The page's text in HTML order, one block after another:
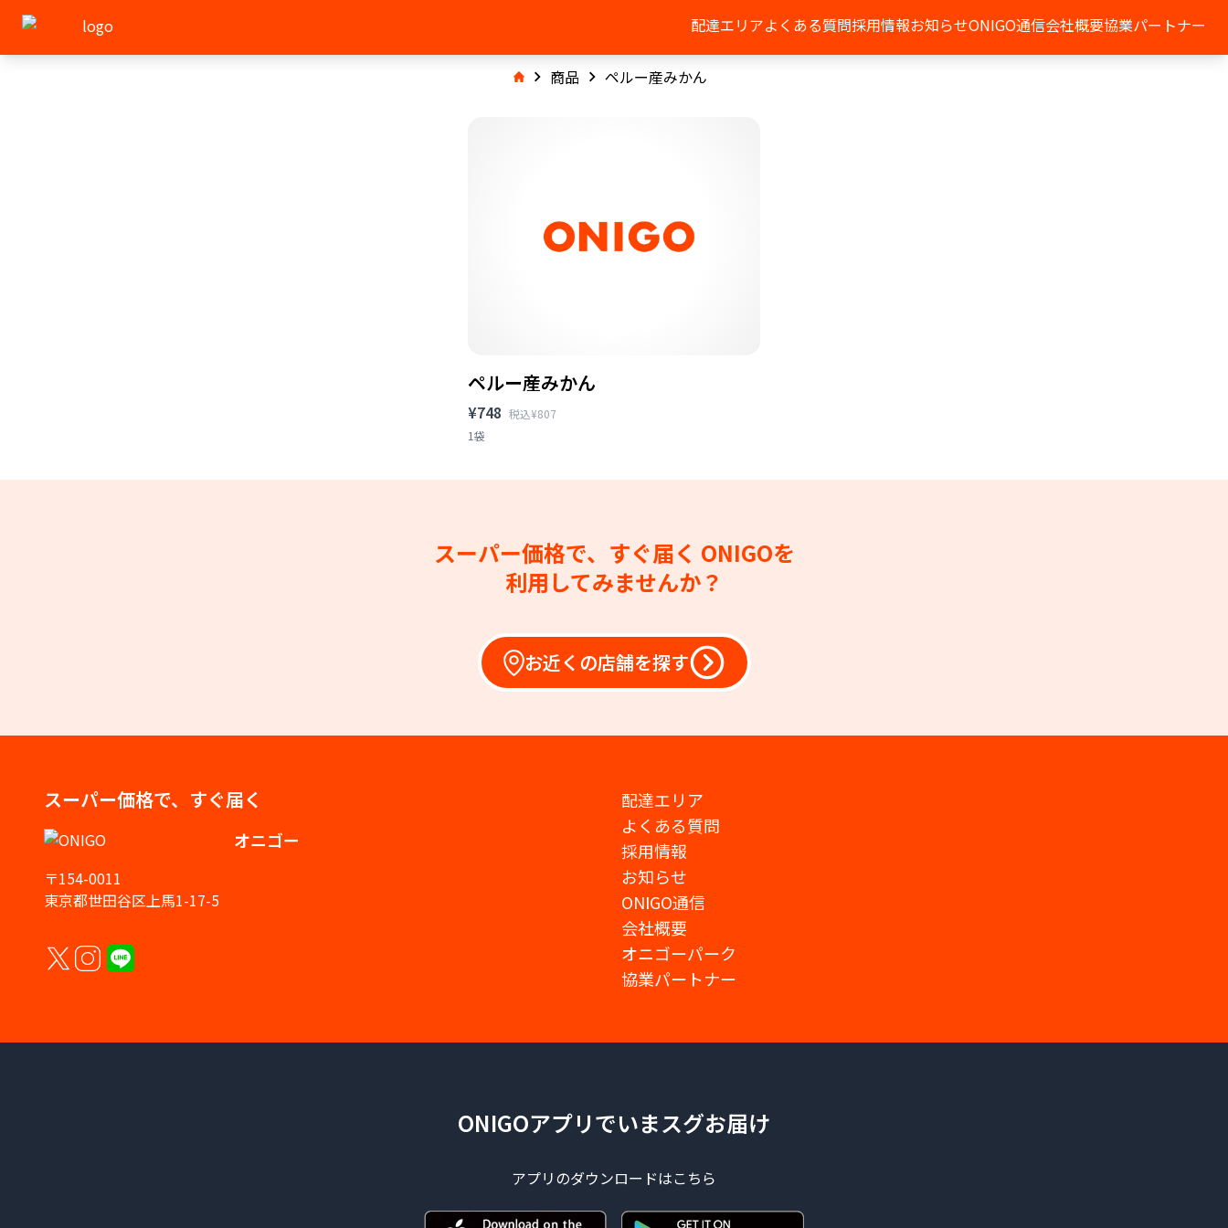
配達エリアよくある質問採用情報お知らせONIGO通信会社概要協業パートナー
商品 ペルー産みかん
ペルー産みかん
¥748 税込¥807
1袋
スーパー価格で、すぐ届く ONIGOを
利用してみませんか？
お近くの店舗を探す
スーパー価格で、すぐ届く
オニゴー
〒154-0011
東京都世田谷区上馬1-17-5
配達エリア
よくある質問
採用情報
お知らせ
ONIGO通信
会社概要
オニゴーパーク
協業パートナー
ONIGOアプリでいまスグお届け
アプリのダウンロードはこちら